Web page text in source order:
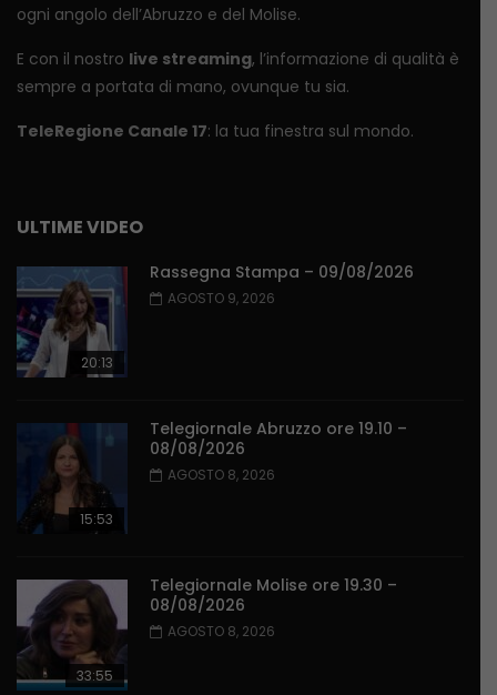
ogni angolo dell’Abruzzo e del Molise.
E con il nostro live streaming, l’informazione di qualità è
sempre a portata di mano, ovunque tu sia.
TeleRegione Canale 17: la tua finestra sul mondo.
ULTIME VIDEO
20:13
Rassegna Stampa – 09/08/2026
AGOSTO 9, 2026
15:53
Telegiornale Abruzzo ore 19.10 –
08/08/2026
AGOSTO 8, 2026
33:55
Telegiornale Molise ore 19.30 –
08/08/2026
AGOSTO 8, 2026